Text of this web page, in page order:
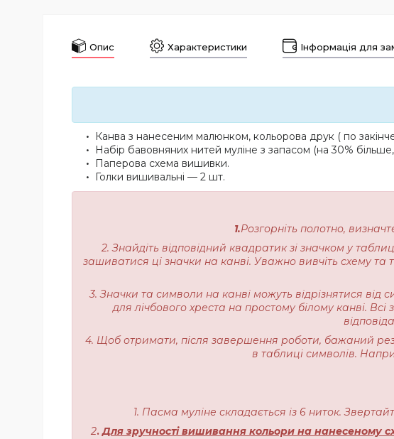
Опис Характеристики Інформація для
Канва з нанесеним малюнком, кольорова друк ( по
Набір бавовняних нитей муліне з запасом (на 30%
Паперова схема вишивки.
Голки вишивальні — 2 шт.
1.Розгорніть полотно,
2. Знайдіть відповідний квадратик зі значком у
зашиватися ці значки на канві. Уважно вивчіть схему та
3. Значки та символи на канві можуть відрізнятися
для лічбового хреста на простому білому канві.
4. Щоб отримати, після завершення роботи, бажаний
в таблиці символів.
1. Пасма муліне складається із 6 ниток.
2.Для зручності вишивання кольори на нанесеному